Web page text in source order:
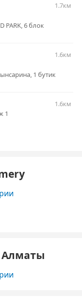
1.7км
PARK, 6 блок
1.6км
1 бутик
1.6км
1
Алматы